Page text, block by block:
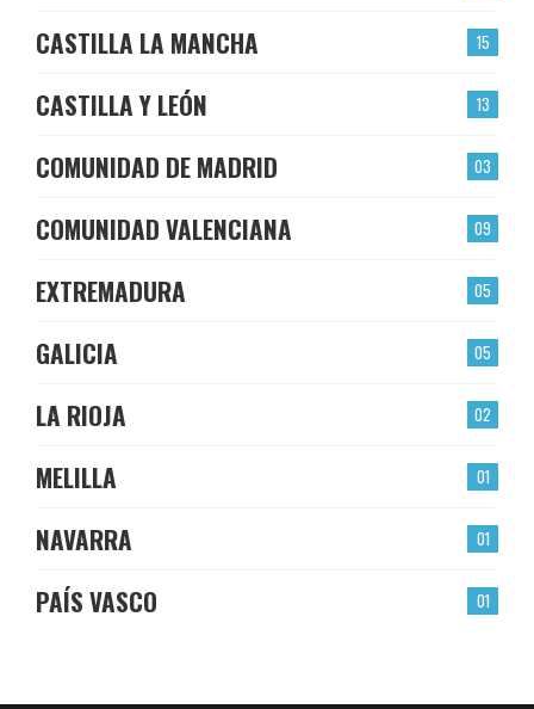
15
CASTILLA LA MANCHA
13
CASTILLA Y LEÓN
03
COMUNIDAD DE MADRID
09
COMUNIDAD VALENCIANA
05
EXTREMADURA
05
GALICIA
02
LA RIOJA
01
MELILLA
01
NAVARRA
01
PAÍS VASCO